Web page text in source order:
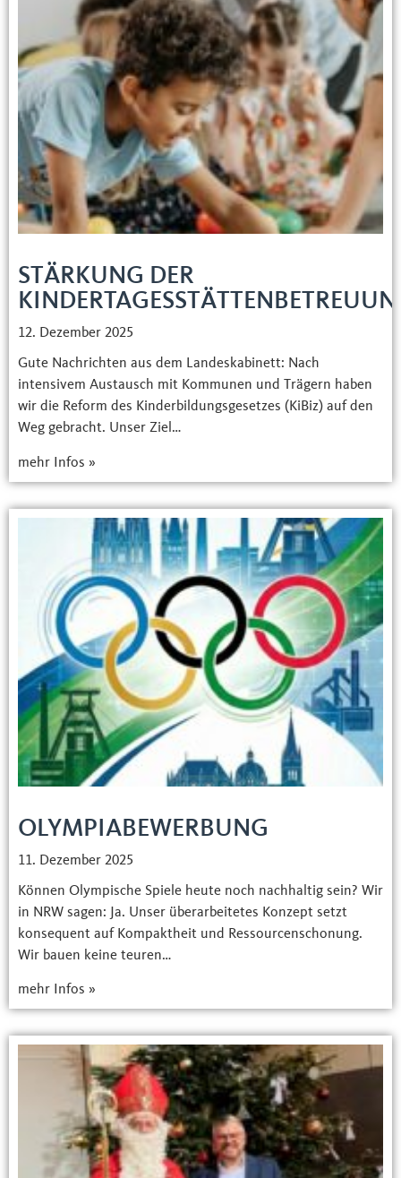
STÄRKUNG DER
12. Dezember 2025
Gute Nachrichten aus dem Landeskabinett: Nach
intensivem Austausch mit Kommunen und Trägern haben
wir die Reform des Kinderbildungsgesetzes (KiBiz) auf den
Weg gebracht. Unser Ziel…
mehr Infos »
OLYMPIABEWERBUNG
11. Dezember 2025
Können Olympische Spiele heute noch nachhaltig sein? Wir
in NRW sagen: Ja. Unser überarbeitetes Konzept setzt
konsequent auf Kompaktheit und Ressourcenschonung.
Wir bauen keine teuren…
mehr Infos »